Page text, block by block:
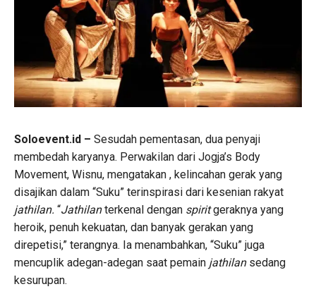
Soloevent.id – Sesudah pementasan, dua penyaji
membedah karyanya. Perwakilan dari Jogja’s Body
Movement, Wisnu, mengatakan , kelincahan gerak yang
disajikan dalam “Suku” terinspirasi dari kesenian rakyat
jathilan. “Jathilanterkenal dengan spiritgeraknya yang
heroik, penuh kekuatan, dan banyak gerakan yang
direpetisi,” terangnya. Ia menambahkan, “Suku” juga
mencuplik adegan-adegan saat pemain jathilan sedang
kesurupan.